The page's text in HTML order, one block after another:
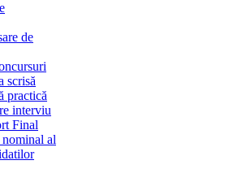
de
scrisă
practică
interviu
Final
al